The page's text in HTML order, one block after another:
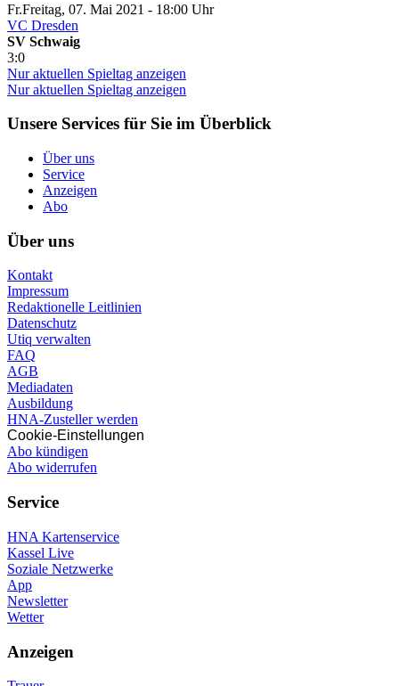
Fr.Freitag, 07. Mai 2021 - 18:00 Uhr
VC Dresden
SV Schwaig
3:0
Nur aktuellen Spieltag anzeigen
Nur aktuellen Spieltag anzeigen
Unsere Services für Sie im Überblick
Über uns
Service
Anzeigen
Abo
Über uns
Kontakt
Impressum
Redaktionelle Leitlinien
Datenschutz
Utiq verwalten
FAQ
AGB
Mediadaten
Ausbildung
HNA-Zusteller werden
Cookie-Einstellungen
Abo kündigen
Abo widerrufen
Service
HNA Kartenservice
Kassel Live
Soziale Netzwerke
App
Newsletter
Wetter
Anzeigen